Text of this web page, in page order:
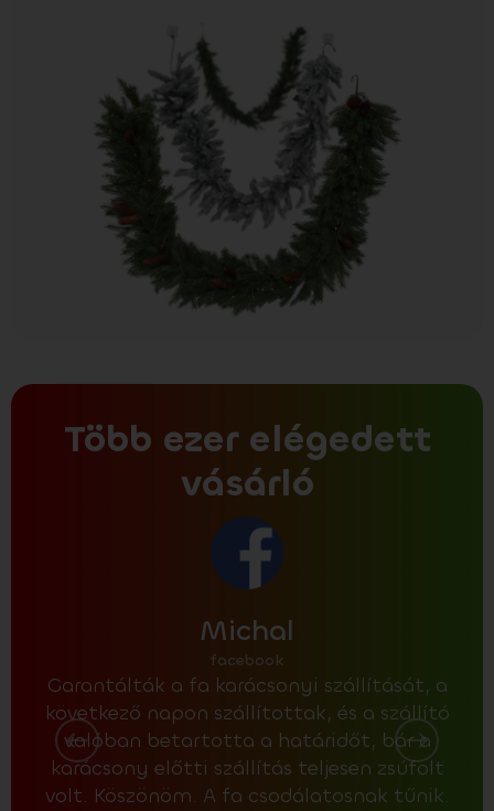
Több ezer elégedett
vásárló
Michal
facebook
Garantálták a fa karácsonyi szállítását, a
következő napon szállítottak, és a szállító
valóban betartotta a határidőt, bár a
karácsony előtti szállítás teljesen zsúfolt
volt. Köszönöm. A fa csodálatosnak tűnik.